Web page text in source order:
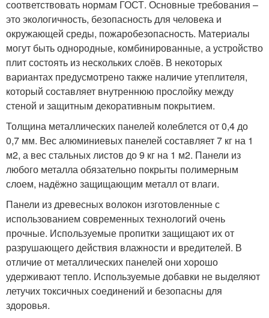
соответствовать нормам ГОСТ. Основные требования –
это экологичность, безопасность для человека и
окружающей среды, пожаробезопасность. Материалы
могут быть однородные, комбинированные, а устройство
плит состоять из нескольких слоёв. В некоторых
вариантах предусмотрено также наличие утеплителя,
который составляет внутреннюю прослойку между
стеной и защитным декоративным покрытием.
Толщина металлических панелей колеблется от 0,4 до
0,7 мм. Вес алюминиевых панелей составляет 7 кг на 1
м2, а вес стальных листов до 9 кг на 1 м2. Панели из
любого металла обязательно покрыты полимерным
слоем, надёжно защищающим металл от влаги.
Панели из древесных волокон изготовленные с
использованием современных технологий очень
прочные. Используемые пропитки защищают их от
разрушающего действия влажности и вредителей. В
отличие от металлических панелей они хорошо
удерживают тепло. Используемые добавки не выделяют
летучих токсичных соединений и безопасны для
здоровья.